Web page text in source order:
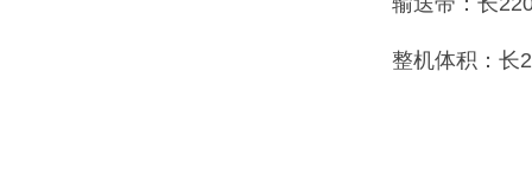
整机体积：长